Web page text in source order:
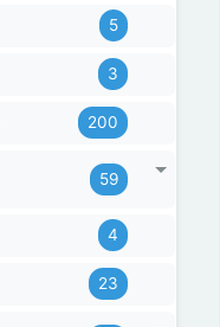
5
3
200
59
4
23